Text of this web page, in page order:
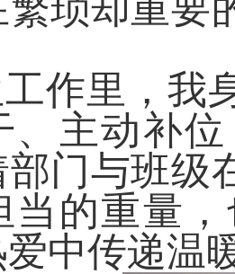
琐却重要
作里，我
、主动补
门与班级
当的重量
中传递温